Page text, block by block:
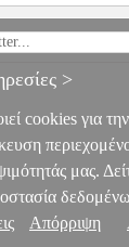
0
>
cookies για
μας.
Απόρριψη